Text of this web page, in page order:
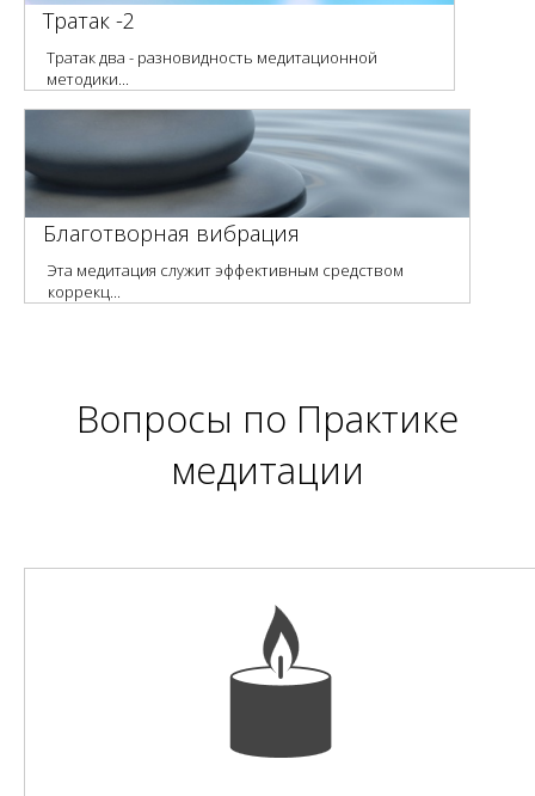
Тратак -2
Тратак два - разновидность медитационной
методики...
Благотворная вибрация
Эта медитация служит эффективным средством
коррекц...
Вопросы по Практике
медитации